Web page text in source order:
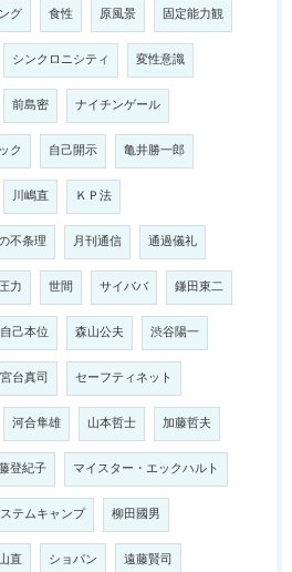
グ 食性 原風景 固定能力観
シンクロニシティ 変性意識
前島密 ナイチンゲール
ク 自己開示 亀井勝一郎
川嶋直 ＫＰ法
不条理 月刊通信 通過儀礼
力 世間 サイババ 鎌田東二
自己本位 森山公夫 渋谷陽一
宮台真司 セーフティネット
河合隼雄 山本哲士 加藤哲夫
登紀子 マイスター・エックハルト
テムキャンプ 柳田國男
直 ショパン 遠藤賢司